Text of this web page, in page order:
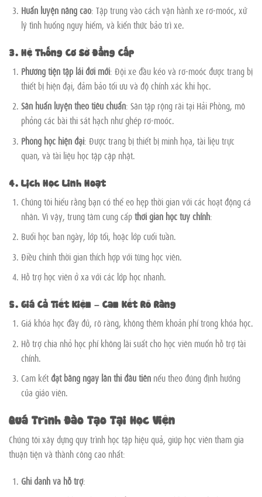
Huấn luyện nâng cao: Tập trung vào cách vận hành xe rơ-moóc, xử
lý tình huống nguy hiểm, và kiến thức bảo trì xe.
3. Hệ Thống Cơ Sở Đẳng Cấp
Phương tiện tập lái đời mới: Đội xe đầu kéo và rơ-moóc được trang bị
thiết bị hiện đại, đảm bảo tối ưu và độ chính xác khi học.
Sân huấn luyện theo tiêu chuẩn: Sân tập rộng rãi tại Hải Phòng, mô
phỏng các bài thi sát hạch như ghép rơ-moóc.
Phòng học hiện đại: Được trang bị thiết bị minh họa, tài liệu trực
quan, và tài liệu học tập cập nhật.
4. Lịch Học Linh Hoạt
Chúng tôi hiểu rằng bạn có thể eo hẹp thời gian với các hoạt động cá
nhân. Vì vậy, trung tâm cung cấpthời gian học tùy chỉnh:
Buổi học ban ngày, lớp tối, hoặc lớp cuối tuần.
Điều chỉnh thời gian thích hợp với từng học viên.
Hỗ trợ học viên ở xa với các lớp học nhanh.
5. Giá Cả Tiết Kiệm – Cam Kết Rõ Ràng
Giá khóa học đầy đủ, rõ ràng, không thêm khoản phí trong khóa học.
Hỗ trợ chia nhỏ học phí không lãi suất cho học viên muốn hỗ trợ tài
chính.
Cam kếtđạt bằng ngay lần thi đầu tiênnếu theo đúng định hướng
của giáo viên.
Quá Trình Đào Tạo Tại Học Viện
Chúng tôi xây dựng quy trình học tập hiệu quả, giúp học viên tham gia
thuận tiện và thành công cao nhất:
Ghi danh và hỗ trợ: